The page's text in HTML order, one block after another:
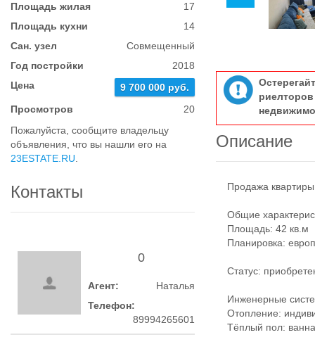
Площадь жилая
17
Площадь кухни
14
Сан. узел
Совмещенный
Год постройки
2018
Цена
9 700 000 руб.
Просмотров
20
Пожалуйста, сообщите владельцу
объявления, что вы нашли его на
23ESTATE.RU
Контакты
0
Агент:
Наталья
Телефон:
89994265601
Описание
Продажа квартиры
Общие
Площадь: 42 кв.м
Планировка:
Статус:
Инженерные
Отопление:
Тёплый пол: